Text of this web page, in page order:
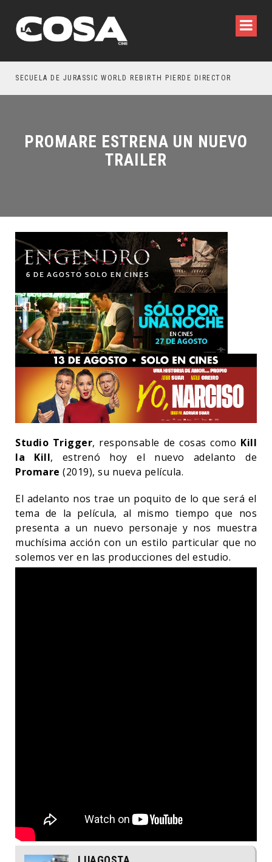
SECUELA DE JURASSIC WORLD REBIRTH PIERDE DIRECTOR
PROMARE ESTRENA UN NUEVO
TRAILER
Studio Trigger, responsable de cosas como Kill
la Kill, estrenó hoy el nuevo adelanto de
Promare (2019), su nueva película.
El adelanto nos trae un poquito de lo que será el
tema de la película, al mismo tiempo que nos
presenta a un nuevo personaje y nos muestra
muchísima acción con un estilo particular que no
solemos ver en las producciones del estudio.